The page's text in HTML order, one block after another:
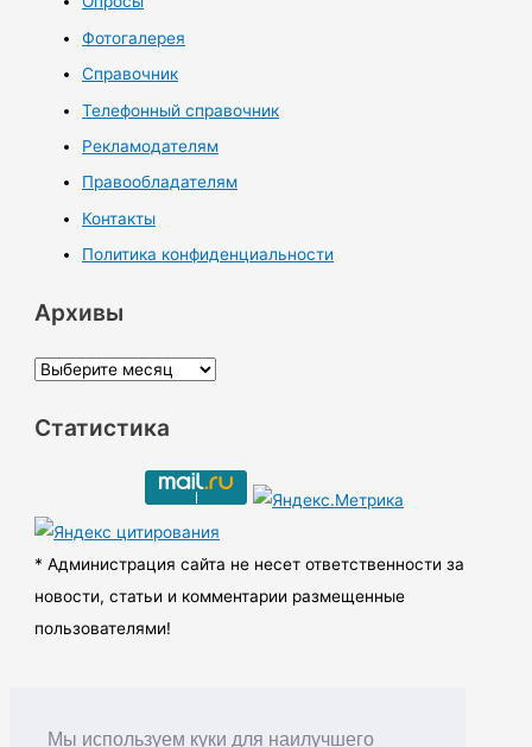
Мы используем куки для наилучшего
Фотогалерея
Справочник
Телефонный справочник
Рекламодателям
Правообладателям
Контакты
Политика конфиденциальности
Архивы
А
х
ы
Статистика
* Администрация сайта не несет ответственности за
новости, статьи и комментарии размещенные
пользователями!